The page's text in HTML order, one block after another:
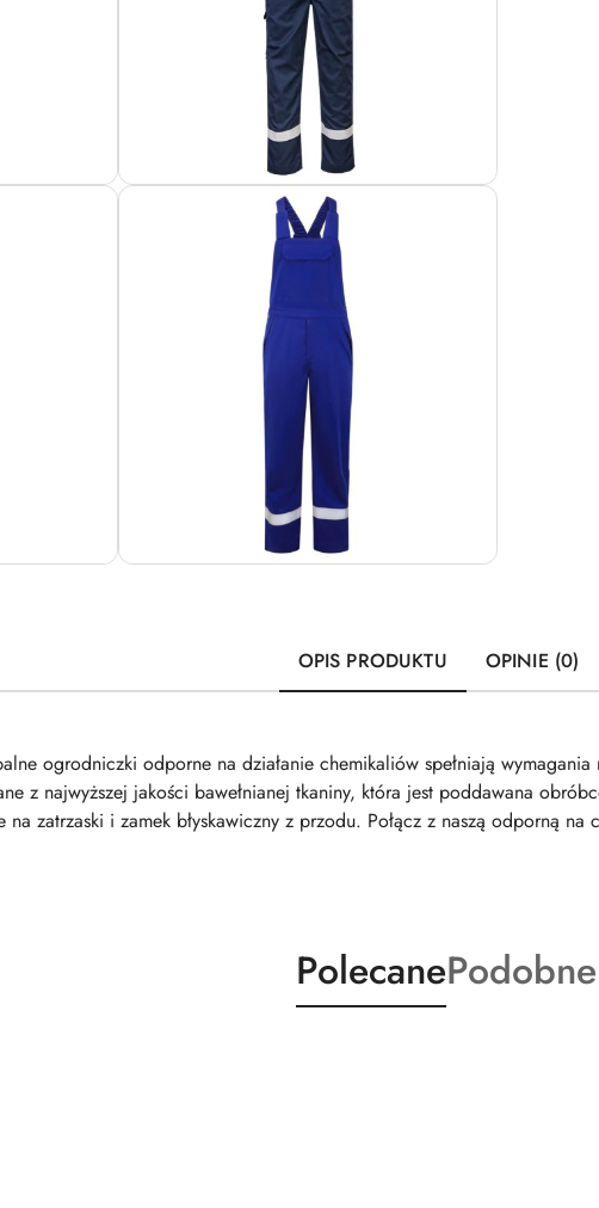
OPIS PRODUKTU OPINIE (0)
ogrodniczki odporne na działanie chemikaliów spełniają
z najwyższej jakości bawełnianej tkaniny, która jest poddawana
na zatrzaski i zamek błyskawiczny z przodu. Połącz z naszą odporną
Produkty
o
PolecaneProdukty
o